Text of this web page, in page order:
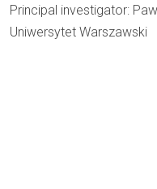
Principal investigator:
Uniwersytet Warszawski